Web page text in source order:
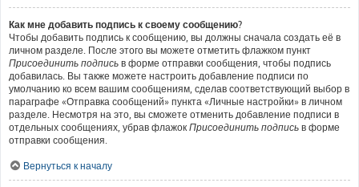
Как мне добавить подпись к своему сообщению?
Чтобы добавить подпись к сообщению, вы должны сначала создать её в
личном разделе. После этого вы можете отметить флажком пункт
Присоединить подпись в форме отправки сообщения, чтобы подпись
добавилась. Вы также можете настроить добавление подписи по
умолчанию ко всем вашим сообщениям, сделав соответствующий выбор в
параграфе «Отправка сообщений» пункта «Личные настройки» в личном
разделе. Несмотря на это, вы сможете отменить добавление подписи в
отдельных сообщениях, убрав флажок Присоединить подпись в форме
отправки сообщения.
Вернуться к началу